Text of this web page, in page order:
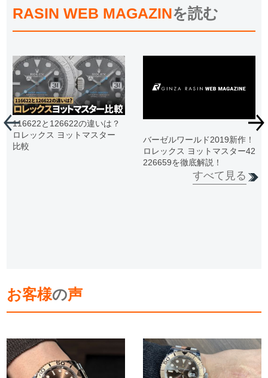
RASIN WEB MAGAZINを読む
116622と126622の違いは？
ロレックス ヨットマスター
比較
バーゼルワールド2019新作！
ロレックス ヨットマスター42
226659を徹底解説！
すべて見る
お客様の声